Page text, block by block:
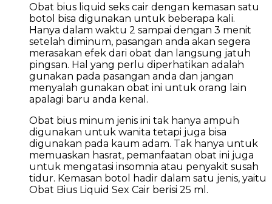
Obat bius liquid seks cair dengan kemasan satu
botol bisa digunakan untuk beberapa kali.
Hanya dalam waktu 2 sampai dengan 3 menit
setelah diminum, pasangan anda akan segera
merasakan efek dari obat dan langsung jatuh
pingsan. Hal yang perlu diperhatikan adalah
gunakan pada pasangan anda dan jangan
menyalah gunakan obat ini untuk orang lain
apalagi baru anda kenal.
Obat bius minum jenis ini tak hanya ampuh
digunakan untuk wanita tetapi juga bisa
digunakan pada kaum adam. Tak hanya untuk
memuaskan hasrat, pemanfaatan obat ini juga
untuk mengatasi insomnia atau penyakit susah
tidur. Kemasan botol hadir dalam satu jenis, yaitu
Obat Bius Liquid Sex Cair berisi 25 ml.